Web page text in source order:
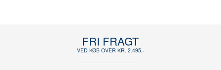
FRI FRAGT
VED KØB OVER KR. 2.495,-